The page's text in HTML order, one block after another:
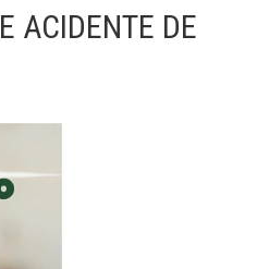
ACIDENTE DE